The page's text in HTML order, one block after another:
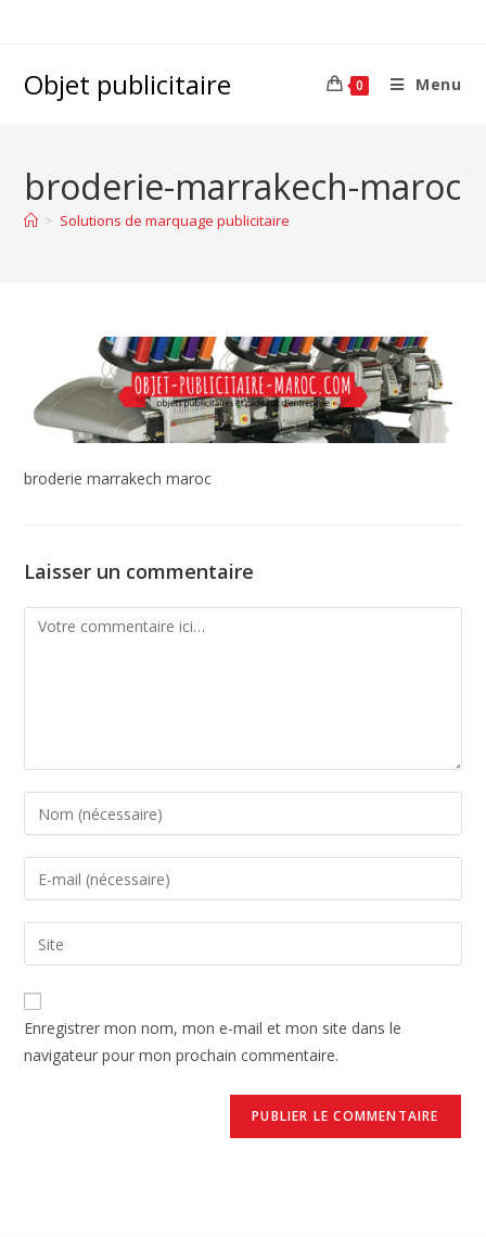
Objet publicitaire 0 Menu
broderie-marrakech-maroc
> Solutions de marquage publicitaire
broderie marrakech maroc
Laisser un commentaire
Enregistrer mon nom, mon e-mail et mon site dans le
navigateur pour mon prochain commentaire.